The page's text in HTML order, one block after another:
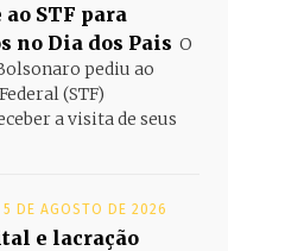
STF para
no Dia dos Pais O
pediu ao
(STF)
a visita de seus
5 DE AGOSTO DE 2026
e lacração